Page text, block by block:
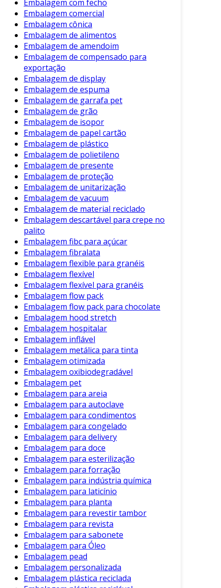
Os frascos plásticos podem ser fabricados a
partir de diferentes tipos de materiais, cada um
possuindo propriedades específicas. Os mais
comuns são:
Polietileno (PE): Usado para frascos de
detergentes e produtos químicos. É leve e
resistente.
Polipropileno (PP): Ideal para produtos
alimentícios, pois oferece alta resistência
térmica.
Tereftalato de Polietileno (PET)
Excelente para bebidas e produtos
farmacêuticos, por sua boa barreira de
oxigênio.
Cada tipo de plástico oferece vantagens
importantes dependendo da aplicação
desejada. Portanto, a escolha do material
adequado é crucial.
Aplicações em Diversos Setores
As embalagens plásticas para frascos são
utilizadas em setores diversos, refletindo sua
flexibilidade. Algumas aplicações incluem:
Cosméticos: Para cremes, loções e
perfumes, os frascos plásticos oferecem
design atrativo e funcionalidade.
Alimentos e Bebidas: Frascos de PET são
frequentemente utilizados por serem
seguros e práticos.
Produtos Farmacêuticos: Garantem a
proteção e a integridade dos
medicamentos, além de possuírem
tampas de segurança.
Produtos Químicos: Embalagens
robustas para produtos que necessitam
de proteção extra.
A diversidade de aplicações evidencia a
importância da embalagem plástica em nosso
dia a dia.
Considerações sobre Acessibilidade e
Custo
Adicionalmente, as embalagens plásticas
Embalagem com fecho
Embalagem comercial
Embalagem cônica
Embalagem de alimentos
Embalagem de amendoim
Embalagem de compensado para
exportação
Embalagem de display
Embalagem de espuma
Embalagem de garrafa pet
Embalagem de grão
Embalagem de isopor
Embalagem de papel cartão
Embalagem de plástico
Embalagem de polietileno
Embalagem de presente
Embalagem de proteção
Embalagem de unitarização
Embalagem de vacuum
Embalagem de material reciclado
Embalagem descartável para crepe no
palito
Embalagem fibc para açúcar
Embalagem fibralata
Embalagem flexible para granéis
Embalagem flexível
Embalagem flexível para granéis
Embalagem flow pack
Embalagem flow pack para chocolate
Embalagem hood stretch
Embalagem hospitalar
Embalagem inflável
Embalagem metálica para tinta
Embalagem otimizada
Embalagem oxibiodegradável
Embalagem pet
Embalagem para areia
Embalagem para autoclave
Embalagem para condimentos
Embalagem para congelado
Embalagem para delivery
Embalagem para doce
Embalagem para esterilização
Embalagem para forração
Embalagem para indústria química
Embalagem para laticínio
Embalagem para planta
Embalagem para revestir tambor
Embalagem para revista
Embalagem para sabonete
Embalagem para Óleo
Embalagem pead
Embalagem personalizada
Embalagem plástica reciclada